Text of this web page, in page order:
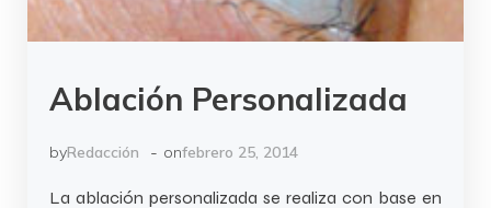
Ablación Personalizada
byRedacción - onfebrero 25, 2014
La ablación personalizada se realiza con base en